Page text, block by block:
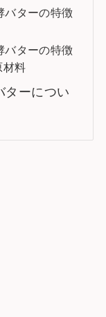
バターの特徴
バターの特徴
材料
ターについ